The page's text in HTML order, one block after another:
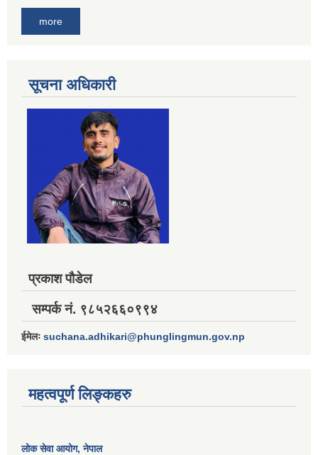
more
सूचना अधिकारी
प्रकाश पौडेल
सम्पर्क नं. ९८५२६६०९९४
ईमेलः suchana.adhikari@phunglingmun.gov.np
महत्वपूर्ण लिङ्कहरु
लोक सेवा आयोग, नेपाल